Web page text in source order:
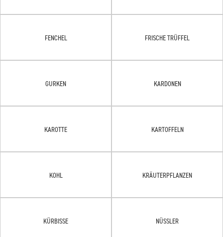
FENCHEL FRISCHE TRÜFFEL
GURKEN KARDONEN
KAROTTE KARTOFFELN
KOHL KRÄUTERPFLANZEN
KÜRBISSE NÜSSLER